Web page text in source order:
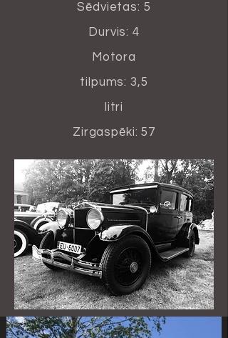
Sēdvietas: 5
Durvis: 4
Motora
tilpums: 3,5
litri
Zirgaspēki: 57